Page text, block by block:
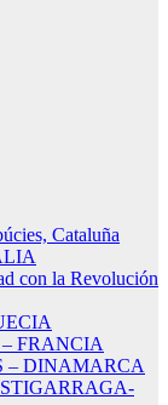
Cataluña
con la Revolución
FRANCIA
– DINAMARCA